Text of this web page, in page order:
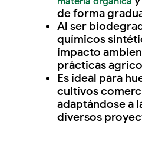
de forma
Al ser
químicos
impacto
prácticas
Es ideal para
cultivos
adaptándose a
diversos